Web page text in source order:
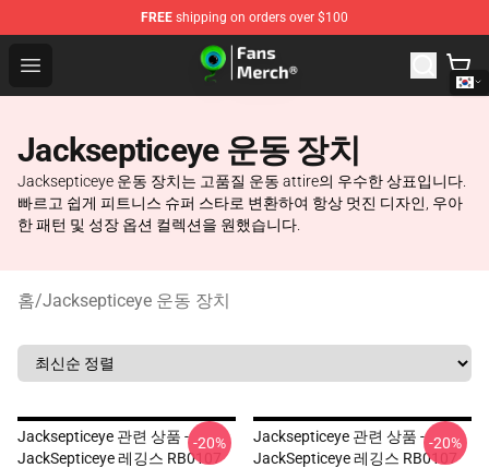
FREE shipping on orders over $100
Open menu
Jacksepticeye Store - Official Jacksepticeye
Jacksepticeye 운동 장치
Jacksepticeye 운동 장치는 고품질 운동 attire의 우수한 상표입니다.
빠르고 쉽게 피트니스 슈퍼 스타로 변환하여 항상 멋진 디자인, 우아
한 패턴 및 성장 옵션 컬렉션을 원했습니다.
홈/Jacksepticeye 운동 장치
Jacksepticeye 관련 상품 -
JackSepticeye 레깅스 RB0107
-20%
Jacksepticeye 관련 상품 -
JackSepticeye 레깅스 RB0107
-20%